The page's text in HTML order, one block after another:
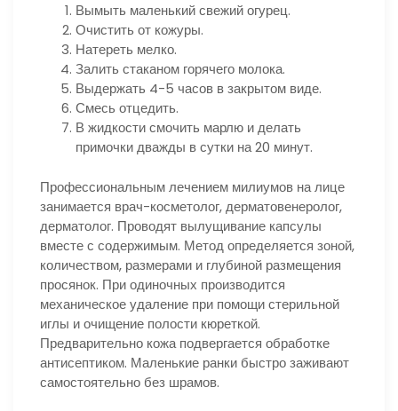
Вымыть маленький свежий огурец.
Очистить от кожуры.
Натереть мелко.
Залить стаканом горячего молока.
Выдержать 4-5 часов в закрытом виде.
Смесь отцедить.
В жидкости смочить марлю и делать
примочки дважды в сутки на 20 минут.
Профессиональным лечением милиумов на лице
занимается врач-косметолог, дерматовенеролог,
дерматолог. Проводят вылущивание капсулы
вместе с содержимым. Метод определяется зоной,
количеством, размерами и глубиной размещения
просянок. При одиночных производится
механическое удаление при помощи стерильной
иглы и очищение полости кюреткой.
Предварительно кожа подвергается обработке
антисептиком. Маленькие ранки быстро заживают
самостоятельно без шрамов.